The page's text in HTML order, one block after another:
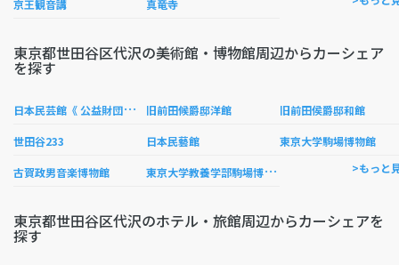
京王観音講 真竜寺
東京都世田谷区代沢の美術館・博物館周辺からカーシェア
を探す
日
本民芸館《 公益財団法人 》 旧前田候爵邸洋館 旧前田侯爵邸和館
世田谷233 日本民藝館 東京大学駒場博物館
古賀政男音楽博物館 東
京大学教養学部駒場博物館（美術博物館と自然科学博物館） >もっと
東京都世田谷区代沢のホテル・旅館周辺からカーシェアを
探す